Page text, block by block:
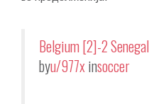
Belgium [2]-2
byu/977x insoccer